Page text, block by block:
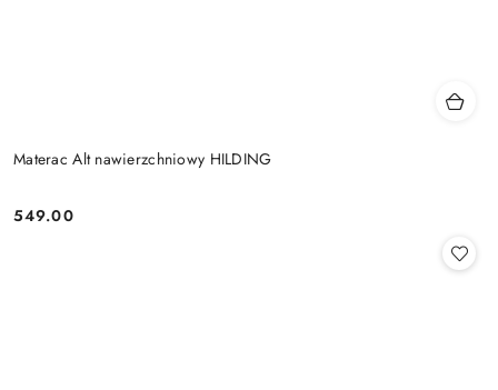
Materac Alt nawierzchniowy HILDING
Cena:
549.00